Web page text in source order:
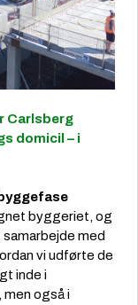
Carlsberg
domicil – i
byggeriet, og
med
vi udførte de
inde i
men også i